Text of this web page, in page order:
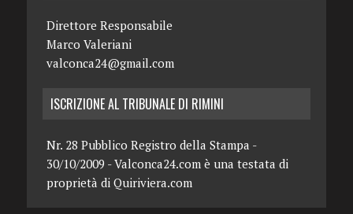
Direttore Responsabile
Marco Valeriani
valconca24@gmail.com
ISCRIZIONE AL TRIBUNALE DI RIMINI
Nr. 28 Pubblico Registro della Stampa -
30/10/2009 - Valconca24.com è una testata di
proprietà di Quiriviera.com